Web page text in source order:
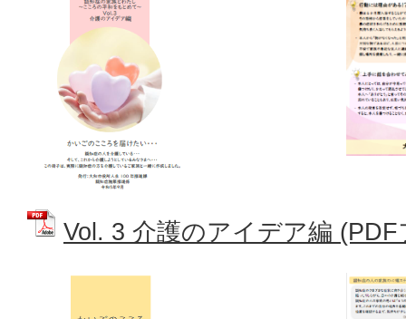
Vol. 3 介護のアイデア編